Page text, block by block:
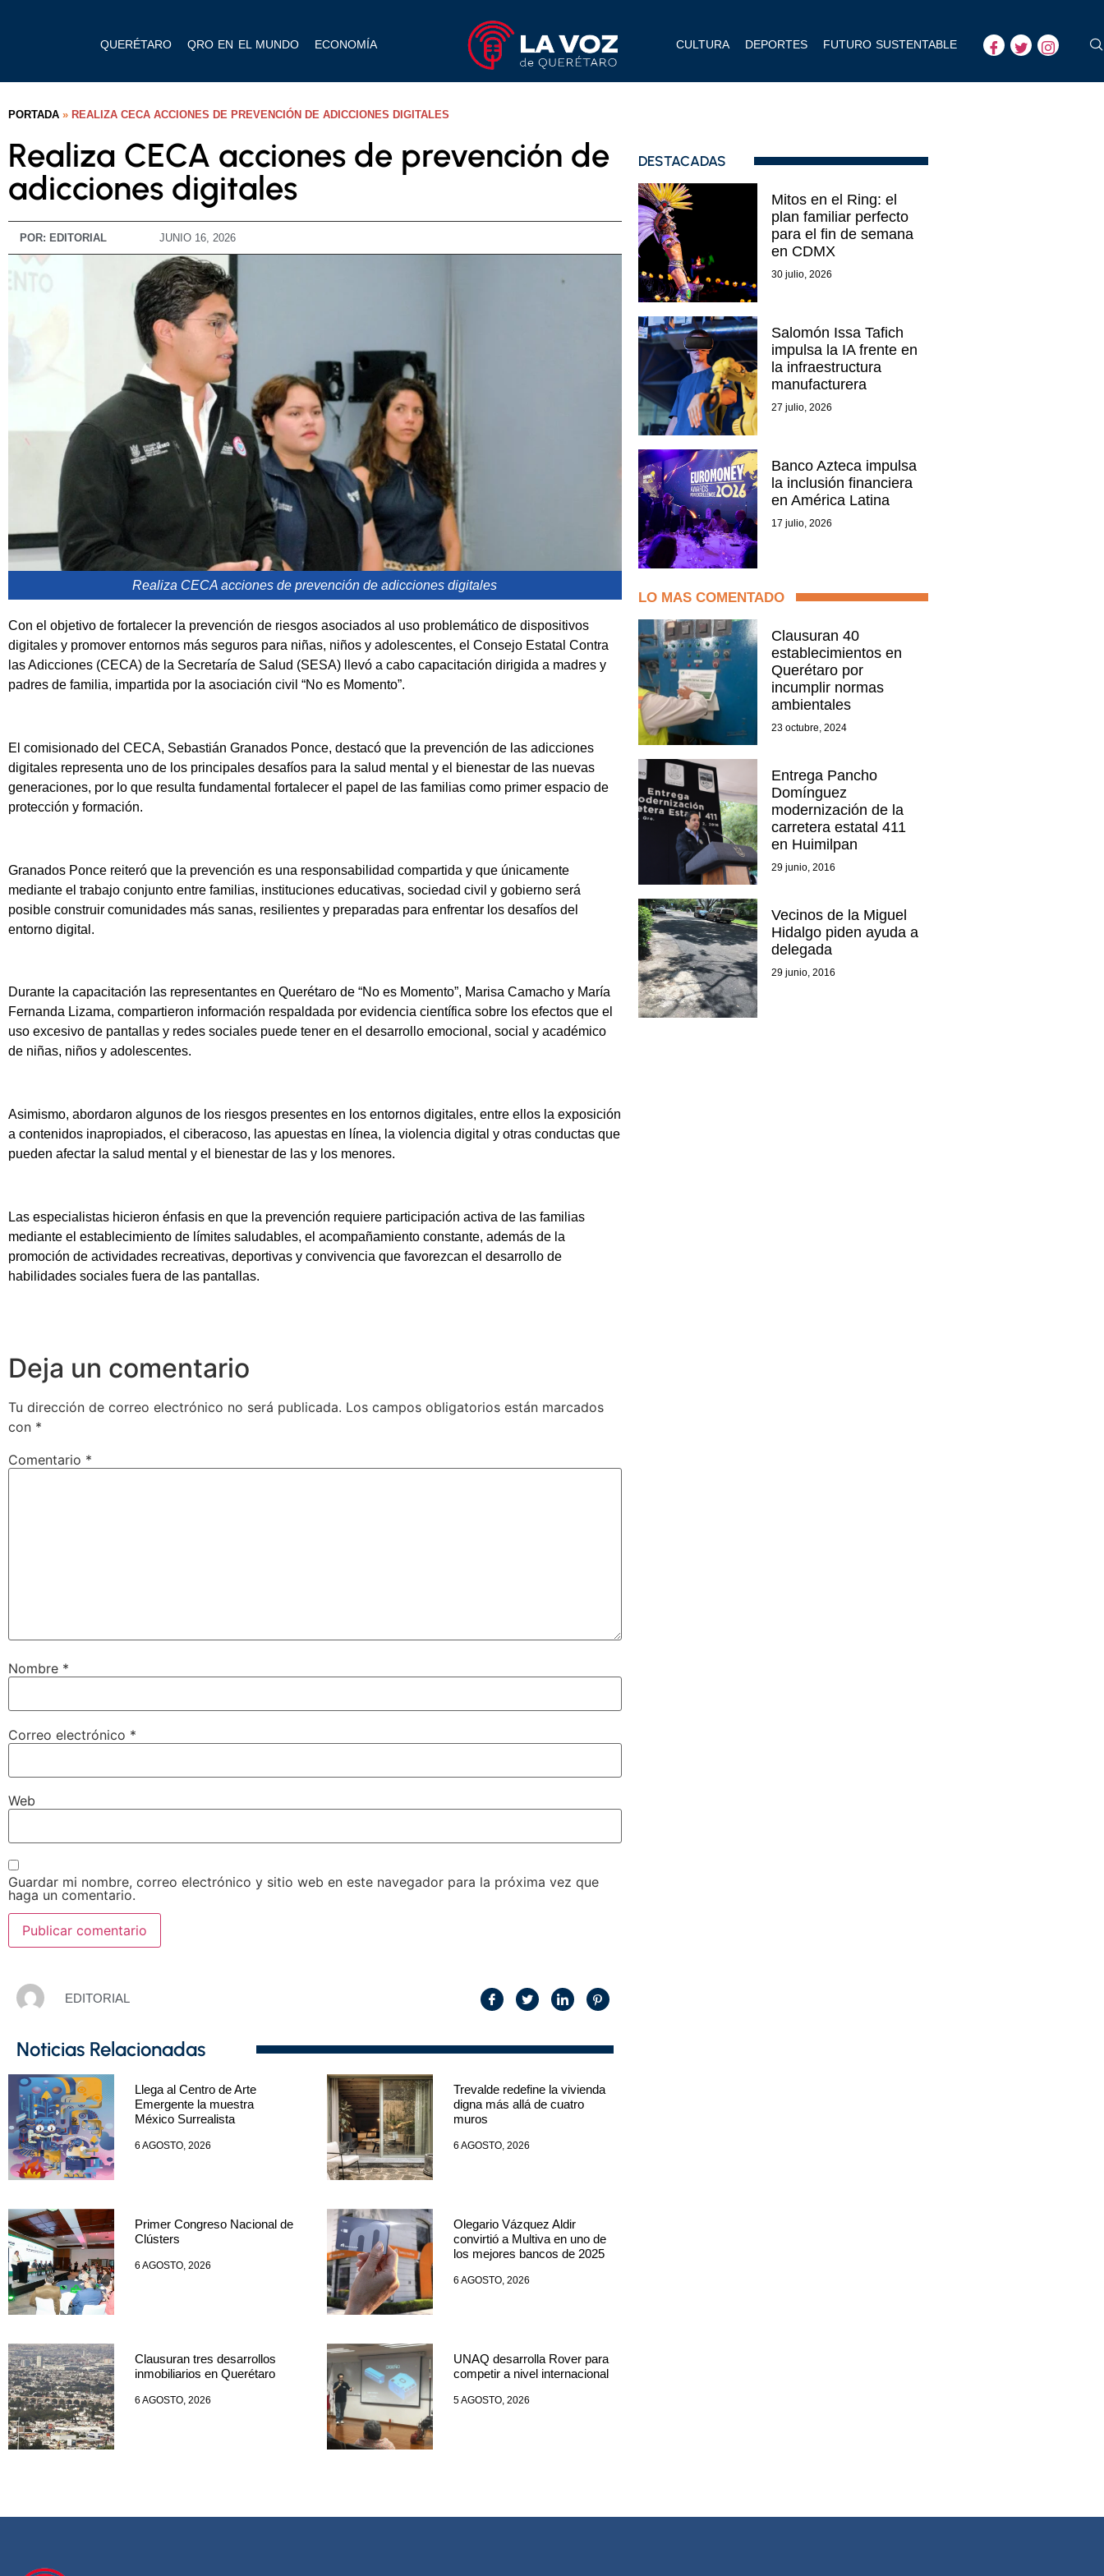
QUERÉTARO QRO EN EL MUNDO ECONOMÍA CULTURA DEPORTES FUTURO SUSTENTABLE
PORTADA » REALIZA CECA ACCIONES DE PREVENCIÓN DE ADICCIONES DIGITALES
Realiza CECA acciones de prevención de
adicciones digitales
POR: EDITORIAL JUNIO 16, 2026
Realiza CECA acciones de prevención de adicciones digitales
Con el objetivo de fortalecer la prevención de riesgos asociados al uso problemático de dispositivos
digitales y promover entornos más seguros para niñas, niños y adolescentes, el Consejo Estatal Contra
las Adicciones (CECA) de la Secretaría de Salud (SESA) llevó a cabo capacitación dirigida a madres y
padres de familia, impartida por la asociación civil “No es Momento”.
El comisionado del CECA, Sebastián Granados Ponce, destacó que la prevención de las adicciones
digitales representa uno de los principales desafíos para la salud mental y el bienestar de las nuevas
generaciones, por lo que resulta fundamental fortalecer el papel de las familias como primer espacio de
protección y formación.
Granados Ponce reiteró que la prevención es una responsabilidad compartida y que únicamente
mediante el trabajo conjunto entre familias, instituciones educativas, sociedad civil y gobierno será
posible construir comunidades más sanas, resilientes y preparadas para enfrentar los desafíos del
entorno digital.
Durante la capacitación las representantes en Querétaro de “No es Momento”, Marisa Camacho y María
Fernanda Lizama, compartieron información respaldada por evidencia científica sobre los efectos que el
uso excesivo de pantallas y redes sociales puede tener en el desarrollo emocional, social y académico
de niñas, niños y adolescentes.
Asimismo, abordaron algunos de los riesgos presentes en los entornos digitales, entre ellos la exposición
a contenidos inapropiados, el ciberacoso, las apuestas en línea, la violencia digital y otras conductas que
pueden afectar la salud mental y el bienestar de las y los menores.
Las especialistas hicieron énfasis en que la prevención requiere participación activa de las familias
mediante el establecimiento de límites saludables, el acompañamiento constante, además de la
promoción de actividades recreativas, deportivas y convivencia que favorezcan el desarrollo de
habilidades sociales fuera de las pantallas.
Deja un comentario
Tu dirección de correo electrónico no será publicada. Los campos obligatorios están marcados
con *
Comentario *
Nombre *
Correo electrónico *
Web
Guardar mi nombre, correo electrónico y sitio web en este navegador para la próxima vez que
haga un comentario.
EDITORIAL
Noticias Relacionadas
Llega al Centro de Arte
Emergente la muestra
México Surrealista
6 AGOSTO, 2026
Trevalde redefine la vivienda
digna más allá de cuatro
muros
6 AGOSTO, 2026
Primer Congreso Nacional de
Clústers
6 AGOSTO, 2026
Olegario Vázquez Aldir
convirtió a Multiva en uno de
los mejores bancos de 2025
6 AGOSTO, 2026
Clausuran tres desarrollos
inmobiliarios en Querétaro
6 AGOSTO, 2026
UNAQ desarrolla Rover para
competir a nivel internacional
5 AGOSTO, 2026
DESTACADAS
Mitos en el Ring: el
plan familiar perfecto
para el fin de semana
en CDMX
30 julio, 2026
Salomón Issa Tafich
impulsa la IA frente en
la infraestructura
manufacturera
27 julio, 2026
Banco Azteca impulsa
la inclusión financiera
en América Latina
17 julio, 2026
LO MAS COMENTADO
Clausuran 40
establecimientos en
Querétaro por
incumplir normas
ambientales
23 octubre, 2024
Entrega Pancho
Domínguez
modernización de la
carretera estatal 411
en Huimilpan
29 junio, 2016
Vecinos de la Miguel
Hidalgo piden ayuda a
delegada
29 junio, 2016